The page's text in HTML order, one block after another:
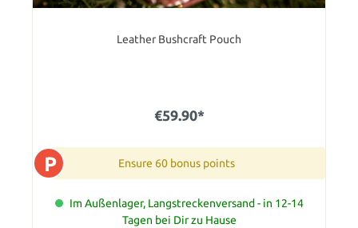
Leather Bushcraft Pouch
€59.90*
P Ensure 60 bonus points
Im Außenlager, Langstreckenversand - in 12-14
Tagen bei Dir zu Hause